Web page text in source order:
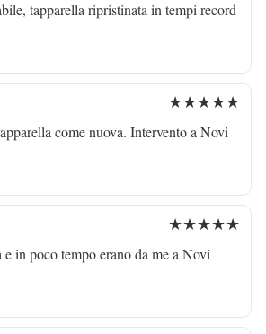
tapparella ripristinata in tempi record
★★★★★
come nuova. Intervento a Novi
★★★★★
in poco tempo erano da me a Novi